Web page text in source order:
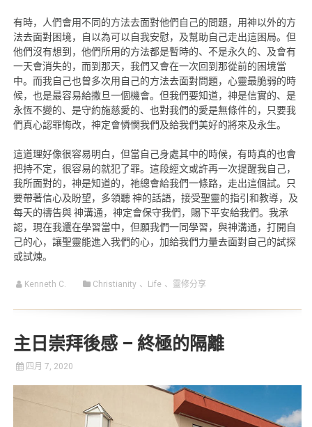
有時，人們會用不同的方法去面對他們自己的問題，用神以外的方
法去面對困境，自以為可以自我安慰，及幫助自己走出這困局。但
他們沒有想到，他們所用的方法都是暫時的、不是永久的、及會有
一天會消失的，而到那天，我們又會在一次回到那從前的困境當
中。而我自己也曾多次用自己的方法去面對問題，心靈最脆弱的時
候，也是最容易給撒旦一個機會。但我們要知道，神是信實的、是
永恆不變的、是守約施慈愛的、也對我們的愛是無條件的，只要我
們真心認罪悔改，神定會憐憫我們及給我們美好的將來及永生。
這道理好像很容易明白，但當自己身處其中的時候，有時真的也會
把持不定，很容易的就犯了罪。這段經文或許再一次提醒我自己，
我所面對的，神是知道的，祂總會給我們一條路，走出這個試。只
要帶著信心及盼望，多領聽 神的話語，接受聖靈的指引和教導，及
每天的禱告與 神溝通，神定會保守我們，賜下平安給我們。我承
認，現在我還在學習當中，但願我們一同學習，與神溝通，打開自
己的心，讓聖靈能進入我們的心，加給我們力量去面對自己的試探
或試煉。
Kenneth C. Christianity 、 Life 、 靈修分享
主日崇拜後感 – 終極的隔離
四月 7, 2020